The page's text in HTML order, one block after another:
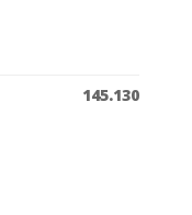
145.130